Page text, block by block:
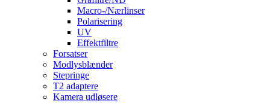
Macro-/Nærlinser
Polarisering
UV
Effektfiltre
Forsatser
Modlysblænder
Stepringe
T2 adaptere
Kamera udløsere